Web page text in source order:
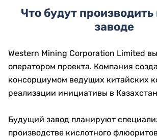
Что будут
заводе
Western Mining Corporation Limited
оператором проекта. Компания
консорциумом ведущих китайских
реализации инициативы в
Будущий завод планируют
производстве кислотного